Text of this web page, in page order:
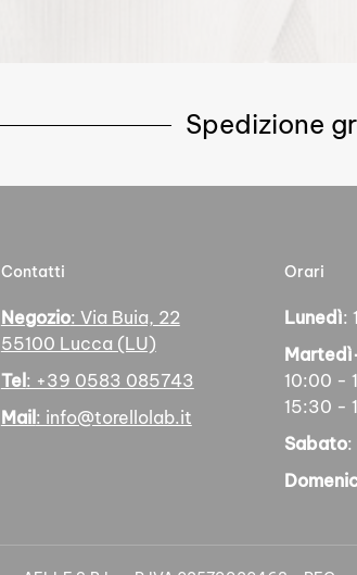
Spedizione
Contatti
Negozio: Via Buia, 22
55100 Lucca (LU)
Tel : +39 0583 085743
Mail : info@torellolab.it
Orari
Lunedì:
10:00 -
15:30 -
Sabato: